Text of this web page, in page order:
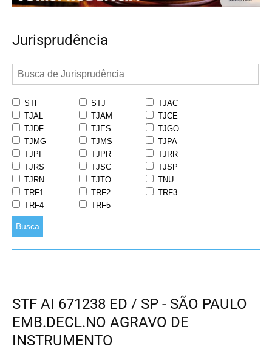
Jurisprudência
STF STJ
TJAC
TJAL
TJAM
TJCE
TJDF
TJES
TJGO
TJMG
TJMS
TJPA
TJPI
TJPR
TJRR
TJRS
TJSC
TJSP
TJRN
TJTO
TNU
TRF1
TRF2
TRF3
TRF4
TRF5
Busca
STF AI 671238 ED / SP - SÃO PAULO
EMB.DECL.NO AGRAVO DE
INSTRUMENTO